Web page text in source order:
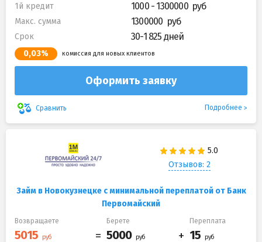
1й кредит 1000 - 1300000
Макс. сумма 1300000
Срок 30-1 825 дней
0,03% комиссия для новых клиентов
Оформить заявку
Сравнить Подробнее
Отзывов: 2
Займ в Новокузнецке с минимальной переплатой от Банк
Первомайский
Возвращаете Берете Переплата